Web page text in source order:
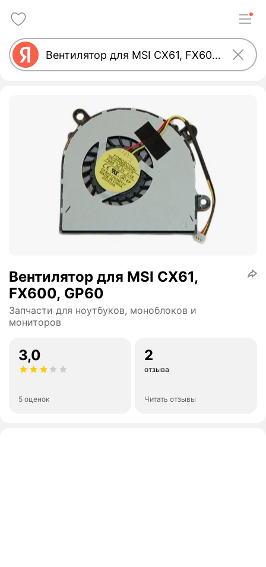
Вентилятор для MSI CX61,
FX600, GP60
Запчасти для ноутбуков, моноблоков и
мониторов
3,0
5 оценок
2
отзыва
Читать отзывы